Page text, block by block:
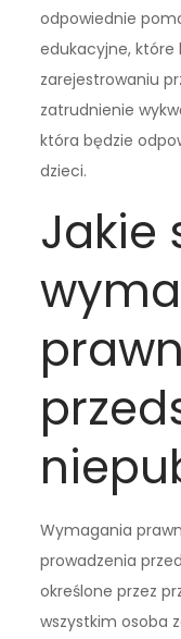
odpowiednie
edukacyjne, które
zarejestrowaniu
zatrudnienie
która będzie
dzieci.
Jakie
Wymagania
prowadzenia
określone przez
wszystkim osoba